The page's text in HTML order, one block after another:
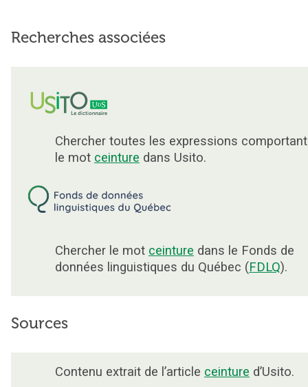
Recherches associées
Chercher toutes les expressions comportant
le mot ceinture dans Usito.
Chercher le mot ceinture dans le Fonds de
données linguistiques du Québec (FDLQ).
Sources
Contenu extrait de l’article ceinture d’Usito.